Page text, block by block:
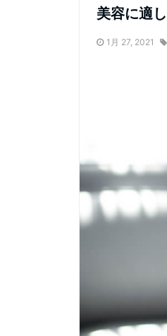
美容に適
1月 27, 2021